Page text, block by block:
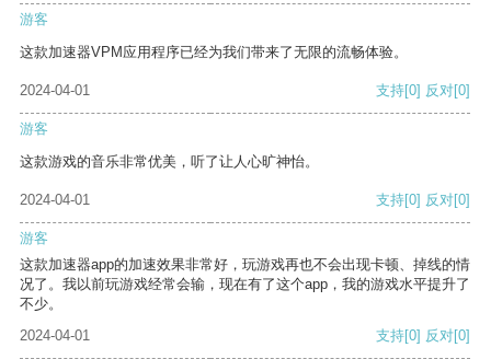
游客
这款加速器VPM应用程序已经为我们带来了无限的流畅体验。
2024-04-01 支持[0] 反对[0]
游客
这款游戏的音乐非常优美，听了让人心旷神怡。
2024-04-01 支持[0] 反对[0]
游客
这款加速器app的加速效果非常好，玩游戏再也不会出现卡顿、掉线的情
况了。我以前玩游戏经常会输，现在有了这个app，我的游戏水平提升了
不少。
2024-04-01
支持[0] 反对[0]